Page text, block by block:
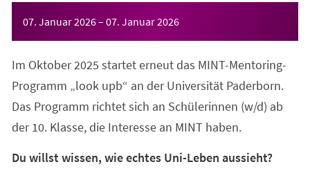
07. Januar 2026– 07. Januar 2026
Im Oktober 2025 startet erneut das MINT-Mentoring-
Programm „look upb“ an der Universität Paderborn.
Das Programm richtet sich an Schülerinnen (w/d) ab
der 10. Klasse, die Interesse an MINT haben.
Du willst wissen, wie echtes Uni-Leben aussieht?